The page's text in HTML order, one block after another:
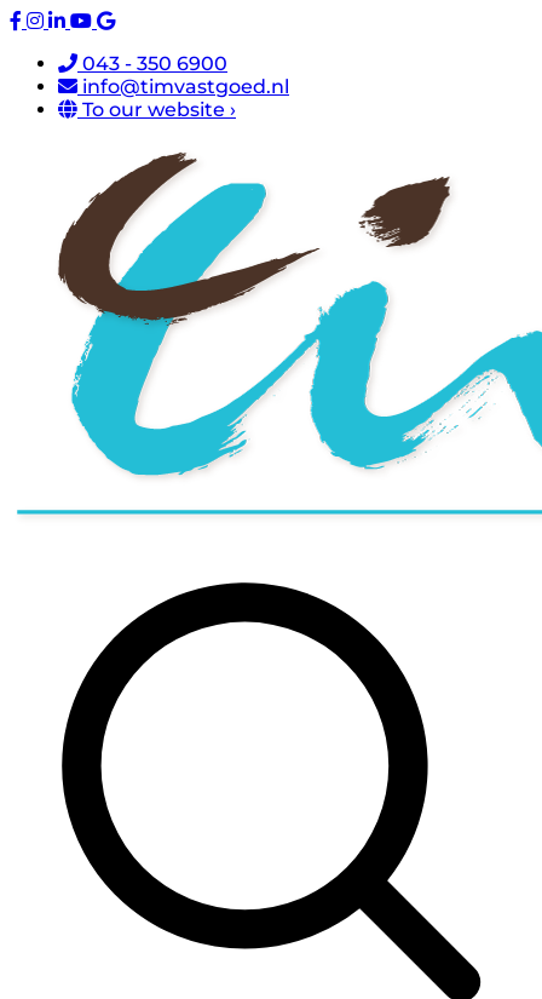
043 - 350 6900
info@timvastgoed.nl
To our website ›